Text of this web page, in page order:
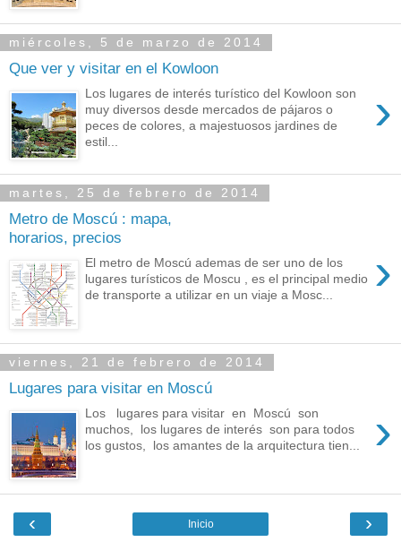
miércoles, 5 de marzo de 2014
Que ver y visitar en el Kowloon
›
Los lugares de interés turístico del Kowloon son
muy diversos desde mercados de pájaros o
peces de colores, a majestuosos jardines de
estil...
martes, 25 de febrero de 2014
Metro de Moscú : mapa,
horarios, precios
›
El metro de Moscú ademas de ser uno de los
lugares turísticos de Moscu , es el principal medio
de transporte a utilizar en un viaje a Mosc...
viernes, 21 de febrero de 2014
Lugares para visitar en Moscú
›
Los lugares para visitar en Moscú son
muchos, los lugares de interés son para todos
los gustos, los amantes de la arquitectura tien...
‹ ›
Inicio